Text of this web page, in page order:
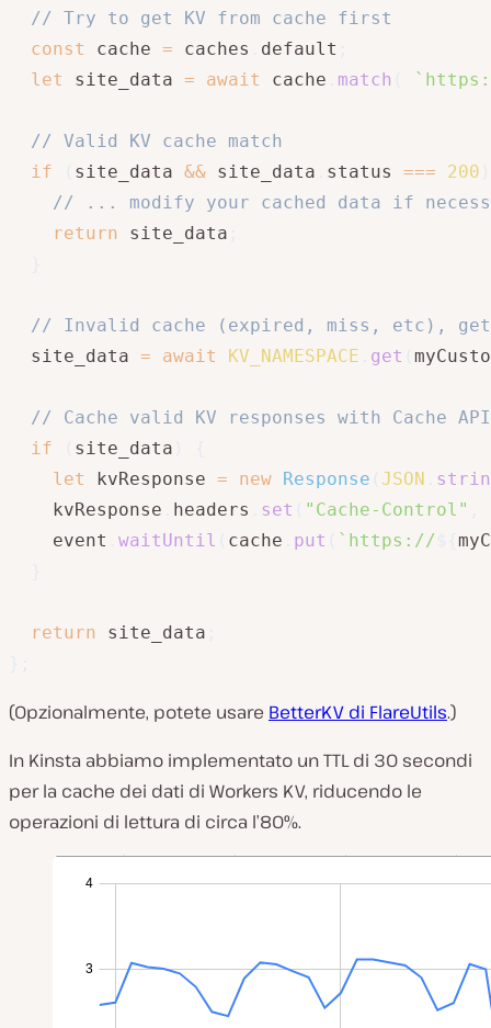
// Try to get KV from cache first
const
cache = caches default
let
site_data = await cache match `
// Valid KV cache match
if
site_data && site_data status === 200
// ... modify your cached data if
return site_data
// Invalid cache (expired, miss, etc), get
  site_data
= await KV_NAMESPACE get
// Cache valid KV responses with Cache API
if
site_data
let
kvResponse = new Response JSON
	kvResponse
headers set "Cache-Control"
	event
waitUntil cache put ` https://
return site_data
(Opzionalmente, potete usare BetterKV di FlareUtils.)
In Kinsta abbiamo implementato un TTL di 30 secondi
per la cache dei dati di Workers KV, riducendo le
operazioni di lettura di circa l’80%.